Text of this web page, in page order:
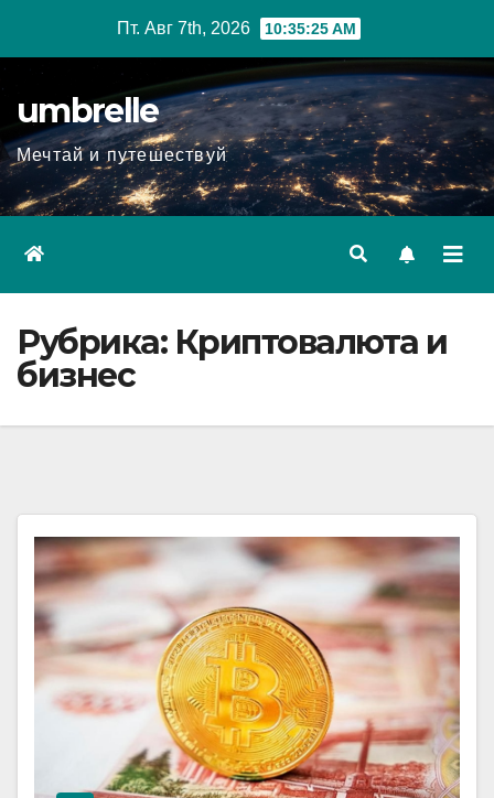
Пт. Авг 7th, 2026 10:35:27 AM
umbrelle
Мечтай и путешествуй
Рубрика: Криптовалюта и
бизнес